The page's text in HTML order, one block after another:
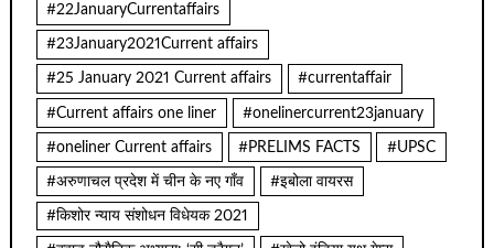
#22JanuaryCurrentaffairs
#23January2021Current affairs
#25 January 2021 Current affairs #currentaffair
#Current affairs one liner #onelinercurrent23january
#oneliner Current affairs #PRELIMS FACTS #UPSC
#अरुणाचल प्रदेश में चीन के नए गाँव #इबोला वायरस
#किशोर न्याय संशोधन विधेयक 2021